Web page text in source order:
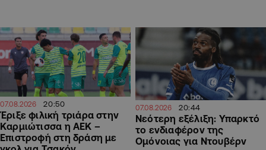
07.08.2026 20:50
Έριξε φιλική τριάρα στην
Καρμιώτισσα η ΑΕΚ –
Επιστροφή στη δράση με
07.08.2026 20:44
Νεότερη εξέλιξη: Υπαρκτό
το ενδιαφέρον της
Ομόνοιας για Ντουβέρν